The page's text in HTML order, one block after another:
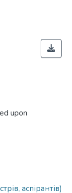
upon
аспірантів)